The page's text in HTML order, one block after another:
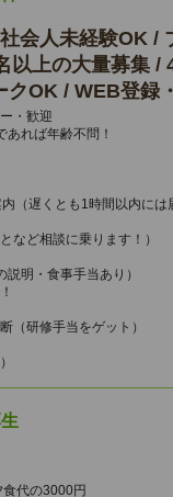
会人未経験OK /
以上の大量募集 /
クOK / WEB登録
・歓迎
れば年齢不問！
（遅くとも1時間以内には
など相談に乗ります！）
明・食事手当あり）
！
（研修手当をゲット）
食代の3000円